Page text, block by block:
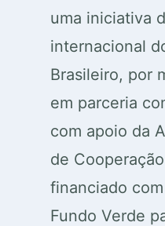
uma iniciativa
internacional
Brasileiro, por
em parceria
com apoio da
de
financiado
Fundo Verde